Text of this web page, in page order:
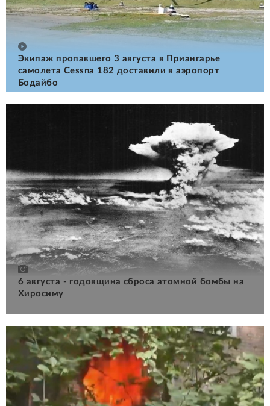
Экипаж пропавшего 3 августа в Приангарье
самолета Cessna 182 доставили в аэропорт
Бодайбо
6 августа - годовщина сброса атомной бомбы на
Хиросиму